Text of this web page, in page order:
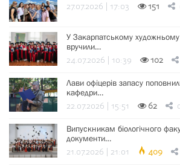
27.07.2026 | 17:03 151
У Закарпатському художньому
вручили…
24.07.2026 | 10:39 102
Лави офіцерів запасу
кафедри…
22.07.2026 | 15:51 62
Випускникам біологічного
документи…
21.07.2026 | 21:01 409